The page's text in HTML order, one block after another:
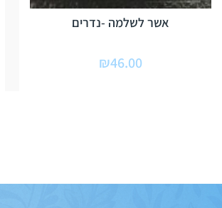
אשר לשלמה -נדרים
₪46.00